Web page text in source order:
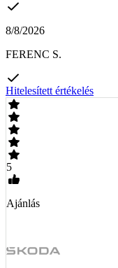
8/8/2026
FERENC S.
Hitelesített értékelés
5
Ajánlás